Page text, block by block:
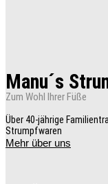
Manu´s
Zum Wohl Ihrer Füße
Über 40-jährige
Strumpfwaren
Mehr über uns